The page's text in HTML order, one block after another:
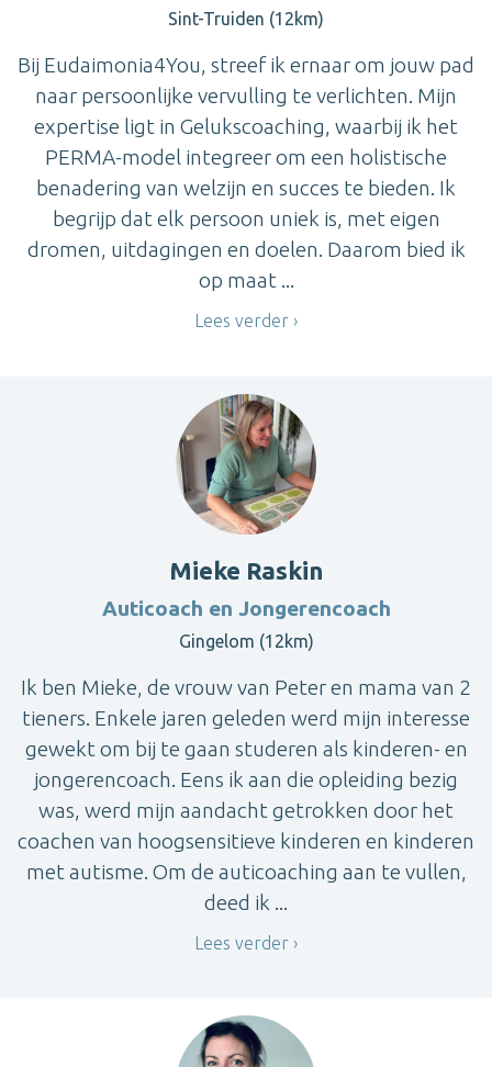
Sint-Truiden (12km)
Bij Eudaimonia4You, streef ik ernaar om jouw pad
naar persoonlijke vervulling te verlichten. Mijn
expertise ligt in Gelukscoaching, waarbij ik het
PERMA-model integreer om een holistische
benadering van welzijn en succes te bieden. Ik
begrijp dat elk persoon uniek is, met eigen
dromen, uitdagingen en doelen. Daarom bied ik
op maat ...
Lees verder
Mieke Raskin
Auticoach en Jongerencoach
Gingelom (12km)
Ik ben Mieke, de vrouw van Peter en mama van 2
tieners. Enkele jaren geleden werd mijn interesse
gewekt om bij te gaan studeren als kinderen- en
jongerencoach. Eens ik aan die opleiding bezig
was, werd mijn aandacht getrokken door het
coachen van hoogsensitieve kinderen en kinderen
met autisme. Om de auticoaching aan te vullen,
deed ik ...
Lees verder